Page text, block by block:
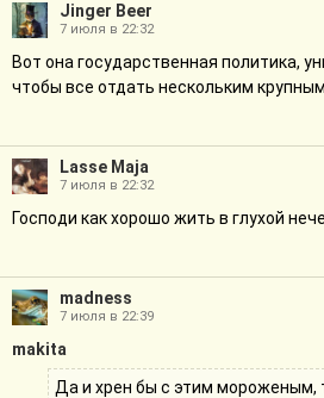
Jinger Beer
7 июля в 22:32
Вот она государственная политика,
чтобы все отдать нескольким крупным
Lasse Maja
7 июля в 22:32
Господи как хорошо жить в глухой
madness
7 июля в 22:39
makita
Да и хрен бы с этим мороженым,